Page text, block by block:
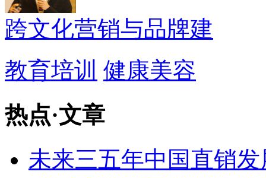
跨文化营销与品牌建
教育培训 健康美容
热点·文章
未来三五年中国直销